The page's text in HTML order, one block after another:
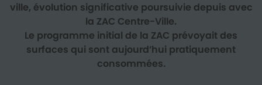
ville, évolution significative poursuivie depuis avec
la ZAC Centre-Ville.
Le programme initial de la ZAC prévoyait des
surfaces qui sont aujourd’hui pratiquement
consommées.